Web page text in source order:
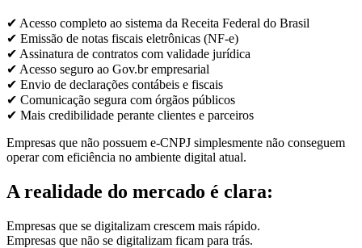
✔ Acesso completo ao sistema da Receita Federal do Brasil
✔ Emissão de notas fiscais eletrônicas (NF-e)
✔ Assinatura de contratos com validade jurídica
✔ Acesso seguro ao Gov.br empresarial
✔ Envio de declarações contábeis e fiscais
✔ Comunicação segura com órgãos públicos
✔ Mais credibilidade perante clientes e parceiros
Empresas que não possuem e-CNPJ simplesmente não conseguem
operar com eficiência no ambiente digital atual.
A realidade do mercado é clara:
Empresas que se digitalizam crescem mais rápido.
Empresas que não se digitalizam ficam para trás.